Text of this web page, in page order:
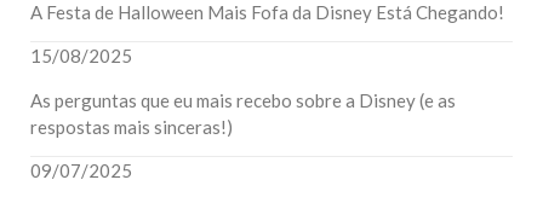
A Festa de Halloween Mais Fofa da Disney Está Chegando!
15/08/2025
As perguntas que eu mais recebo sobre a Disney (e as
respostas mais sinceras!)
09/07/2025